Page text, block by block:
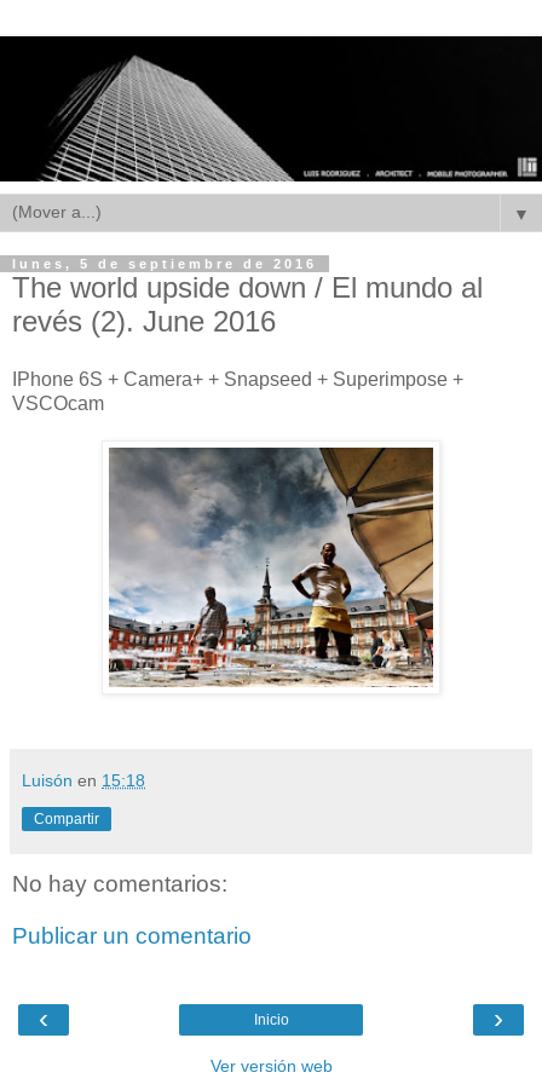
▼
lunes, 5 de septiembre de 2016
The world upside down / El mundo al
revés (2). June 2016
IPhone 6S + Camera+ + Snapseed + Superimpose +
VSCOcam
Luisón en 15:18
Compartir
No hay comentarios:
Publicar un comentario
‹ ›
Inicio
Ver versión web